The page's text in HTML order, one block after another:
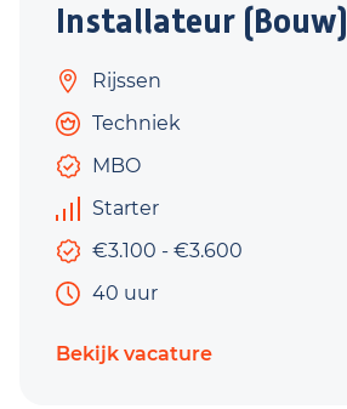
Installateur (Bouw)
Rijssen
Techniek
MBO
Starter
€3.100 - €3.600
40 uur
Bekijk vacature